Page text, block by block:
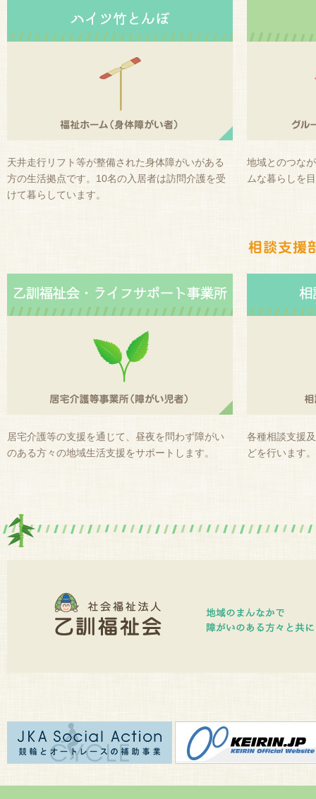
天井走行リフト等が整備された身体障がいがある
方の生活拠点です。10名の入居者は訪問介護を受
けて暮らしています。
地域とのつな
ムな暮らしを
居宅介護等の支援を通じて、昼夜を問わず障がい
のある方々の地域生活支援をサポートします。
各種相談支援
どを行います。